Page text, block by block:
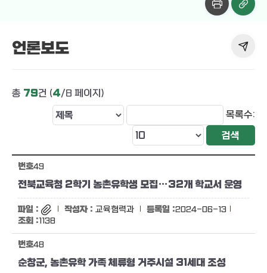
언론보도
총 79건 (4/8 페이지)
목록수:
49
전북교육청 2학기 농촌유학생 모집…32개 학교서 운영
교육협력과
2024-06-13
1138
48
순창군, 농촌유학 가족 체류형 거주시설 31세대 조성